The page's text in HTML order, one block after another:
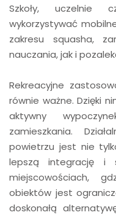
Szkoły, uczelnie
wykorzystywać
zakresu squasha,
nauczania, jak i
Rekreacyjne
równie ważne. Dzięki
aktywny
zamieszkania.
powietrzu jest nie
lepszą integrację i
miejscowościach,
obiektów jest
doskonałą